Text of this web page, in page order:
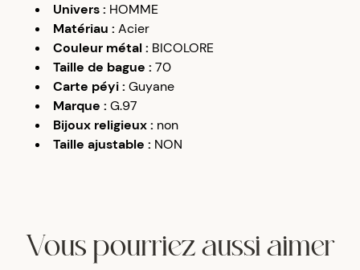
Univers: HOMME
Matériau : Acier
Couleur métal: BICOLORE
Taille de bague : 70
Carte péyi: Guyane
Marque : G.97
Bijoux religieux: non
Taille ajustable : NON
Vous pourriez aussi aimer